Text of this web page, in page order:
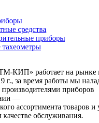
средства
приборы
КИП» работает на рынке
г., за время работы мы
производителями приборов
—
ассортимента товаров и
обслуживания.